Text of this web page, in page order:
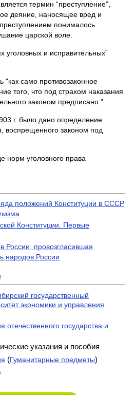
термин “преступление”,
деяние, наносящее вред и
понималось
царской воле.
уголовных и исправительных”
"как само противозаконное
того, что под страхом наказания
законом предписано."
г. было дано определение
воспрещенного законом под
норм уголовного права
положений Конституции в СССР
Конституции. Первые
России, провозгласившая
народов России
государственный
экономики и управления
отечественного государства и
указания и пособия
(Гуманитарные предметы)